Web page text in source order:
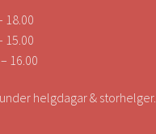
18.00
15.00
16.00
helgdagar & storhelger.